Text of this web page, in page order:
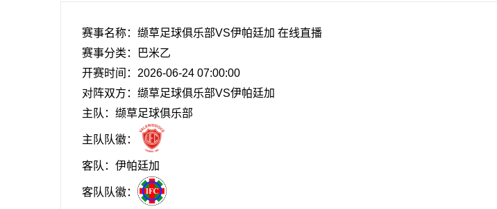
赛事名称：缬草足球俱乐部VS伊帕廷加 在线直播
赛事分类：
巴米乙
开赛时间：2026-06-24 07:00:00
对阵双方：缬草足球俱乐部VS伊帕廷加
主队：缬草足球俱乐部
主队队徽：
客队：伊帕廷加
客队队徽：